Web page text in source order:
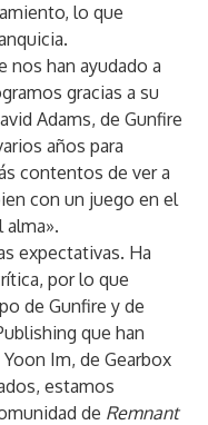
lo que
nos han ayudado a
gracias a su
Adams, de Gunfire
años para
contentos de ver a
con un juego en el
expectativas. Ha
por lo que
de Gunfire y de
que han
Im, de Gearbox
estamos
de Remnant